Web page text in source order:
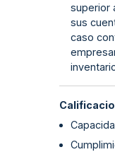
superior
sus
caso